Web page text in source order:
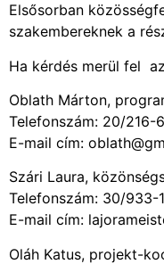
Elsősorban
szakembereknek a
Ha kérdés merül fel
Oblath Márton,
Telefonszám: 20/216-
E-mail cím:
Szári Laura,
Telefonszám: 30/933-
E-mail cím:
Oláh Katus, projekt-